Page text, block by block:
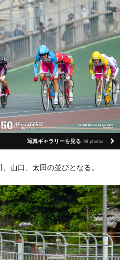
写真ギャラリーを見る 98 photos
山口、太田の並びとなる。